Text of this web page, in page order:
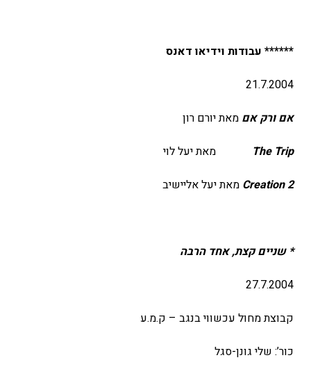
****** עבודות וידיאו דאנס
21.7.2004
אם ורק אם מאת יורם רון
The Trip מאת יעל לוי
Creation 2 מאת יעל אליישיב
* שניים קצת, אחד הרבה
27.7.2004
קבוצת מחול עכשווי בנגב – ק.מ.ע
כור’: שלי גונן-סגל